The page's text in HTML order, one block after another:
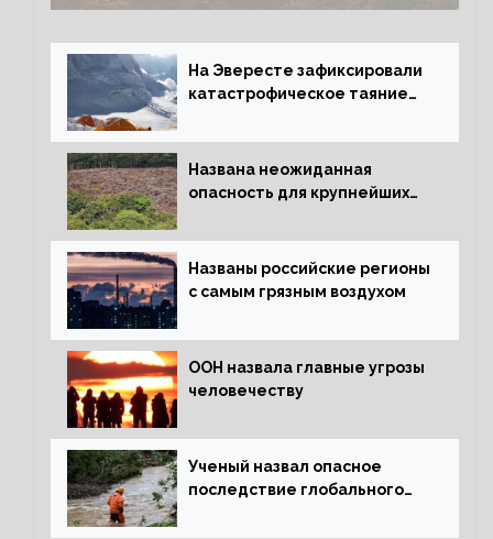
На Эвересте зафиксировали
катастрофическое таяние
Названа неожиданная
опасность для крупнейших
Названы российские регионы
с самым грязным воздухом
ООН назвала главные угрозы
человечеству
Ученый назвал опасное
последствие глобального